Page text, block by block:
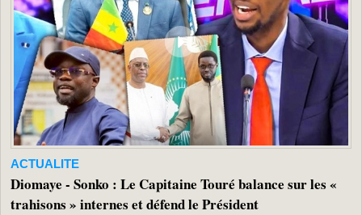
ACTUALITE
Diomaye - Sonko : Le Capitaine Touré balance sur les «
trahisons » internes et défend le Président